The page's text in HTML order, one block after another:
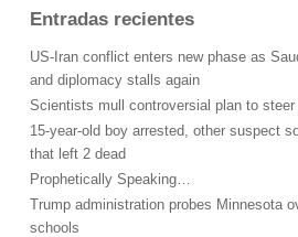
Entradas recientes
US-Iran conflict enters new phase as
and diplomacy stalls again
Scientists mull controversial plan to steer
15-year-old boy arrested, other suspect
that left 2 dead
Prophetically Speaking…
Trump administration probes Minnesota
schools